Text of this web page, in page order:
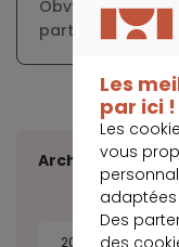
Obvy facilite et
particuliers
Archives
2026
Les
par ici !
Les
vous
Des
des